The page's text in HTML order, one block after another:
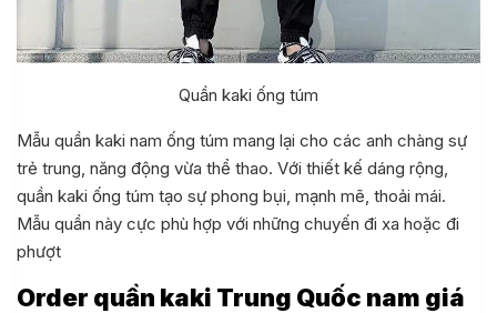
Quần kaki ống túm
Mẫu quần kaki nam ống túm mang lại cho các anh chàng sự
trẻ trung, năng động vừa thể thao. Với thiết kế dáng rộng,
quần kaki ống túm tạo sự phong bụi, mạnh mẽ, thoải mái.
Mẫu quần này cực phù hợp với những chuyến đi xa hoặc đi
phượt
Order quần kaki Trung Quốc nam giá